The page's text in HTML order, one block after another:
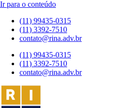
Ir para o conteúdo
(11) 99435-0315
(11) 3392-7510
contato@rina.adv.br
(11) 99435-0315
(11) 3392-7510
contato@rina.adv.br